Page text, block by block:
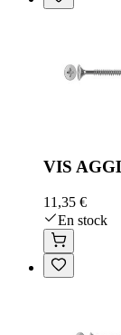
VIS
11,35 €
En stock